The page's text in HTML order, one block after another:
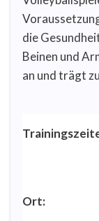
die
Beinen und
an und trägt
Ort: